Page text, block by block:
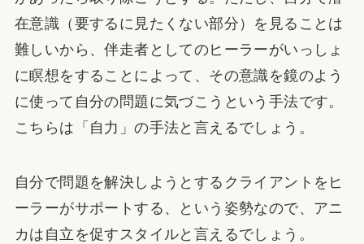
在意識（要するに見たくない部分）を見ることは
難しいから、伴走者としてのヒーラーがいっしょ
に瞑想をすることによって、その意識を鏡のよう
に使って自分の問題に気づこうという手法です。
こちらは「自力」の手法と言えるでしょう。
自分で問題を解決しようとするクライアントをヒ
ーラーがサポートする、という姿勢なので、アニ
カは自立を促すスタイルと言えるでしょう。